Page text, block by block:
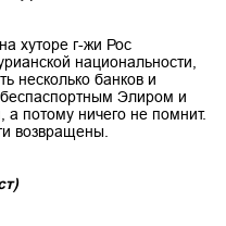
хуторе г-жи Рос
национальности,
несколько банков и
Элиром и
а потому ничего не помнит.
возвращены.